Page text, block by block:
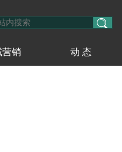
营销 动 态